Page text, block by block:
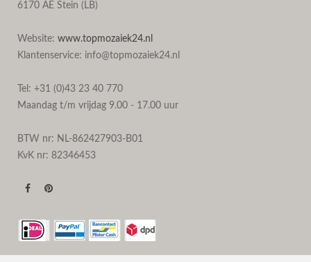
6170 AE Stein (LB)
Website: www.topmozaiek24.nl
Klantenservice: info@topmozaiek24.nl
Tel: +31 (0)43 23 40 770
Maandag t/m vrijdag 9.00 - 17.00 uur
BTW nr: NL-862427903-B01
KvK nr: 82346453